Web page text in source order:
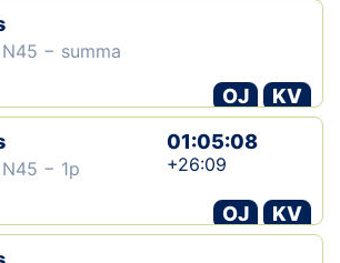
− summa
OJ
KV
− 1p
01:05:08
+26:09
OJ
KV